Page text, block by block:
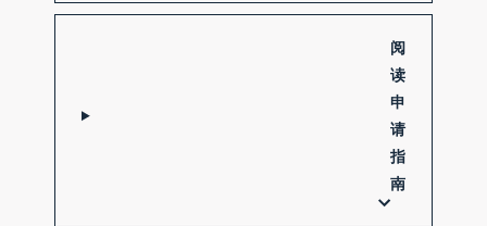
阅
读
申
请
指
南